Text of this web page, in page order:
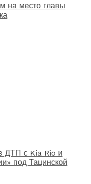
на место главы
ДТП с Kia Rio и
под Тацинской